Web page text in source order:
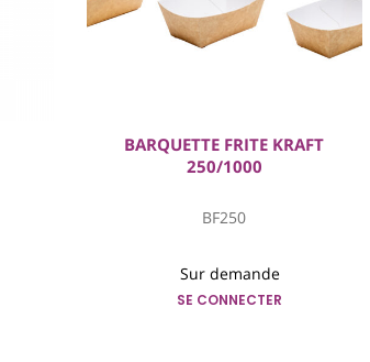
BARQUETTE FRITE KRAFT
250/1000
BF250
Sur demande
SE CONNECTER